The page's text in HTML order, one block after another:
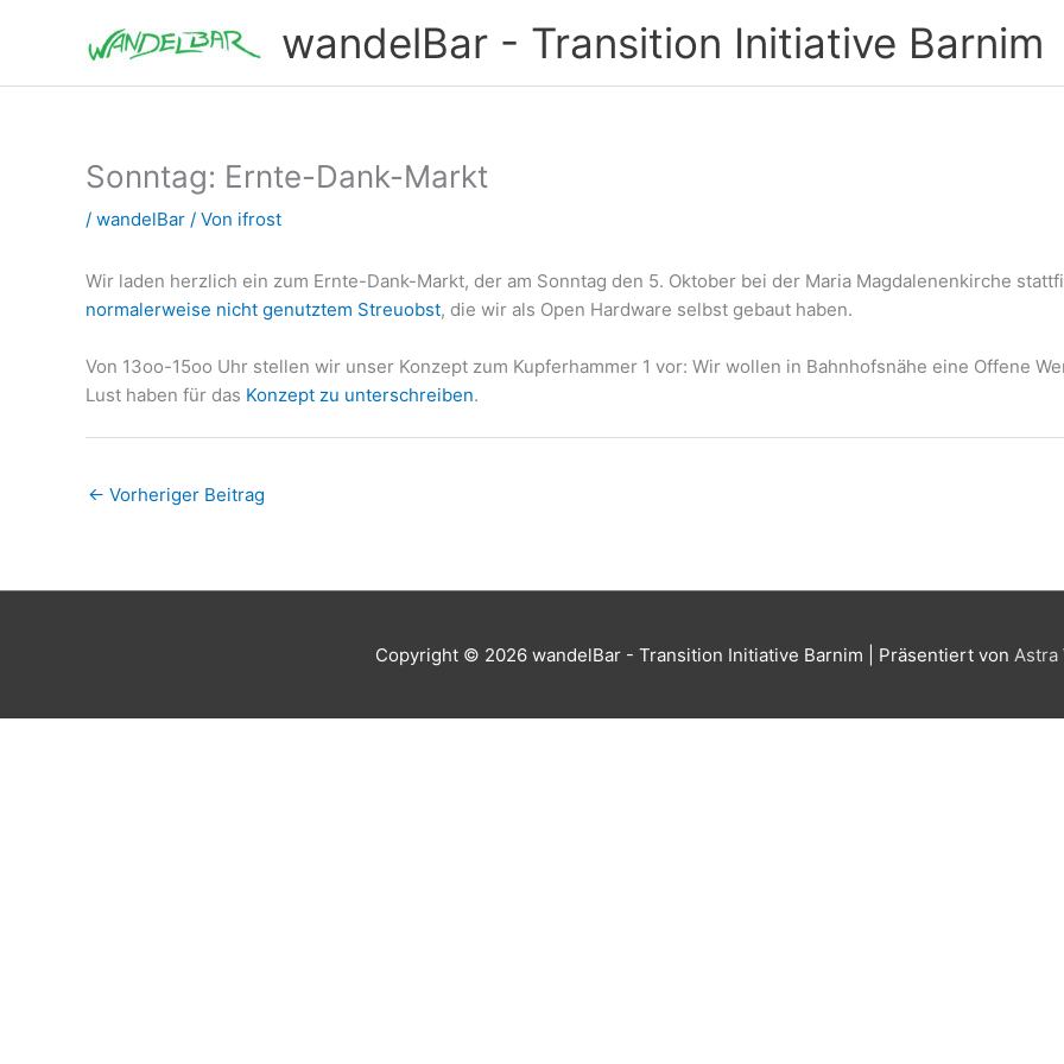
wandelBar - Transition Initiative Barnim
Sonntag: Ernte-Dank-Markt
/ wandelBar / Von ifrost
Wir laden herzlich ein zum Ernte-Dank-Markt, der am Sonntag den 5. Oktober bei der Maria Magdalenenkirche
normalerweise nicht genutztem Streuobst, die wir als Open Hardware selbst gebaut haben.
Von 13oo-15oo Uhr stellen wir unser Konzept zum Kupferhammer 1 vor: Wir wollen in Bahnhofsnähe eine Offene
Lust haben für das Konzept zu unterschreiben.
← Vorheriger Beitrag
Copyright © 2026 wandelBar - Transition Initiative Barnim | Präsentiert von Astra